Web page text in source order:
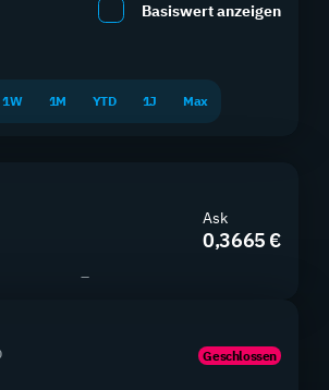
Basiswert anzeigen
1W 1M YTD 1J Max
Ask
0,3665 €
–
Geschlossen